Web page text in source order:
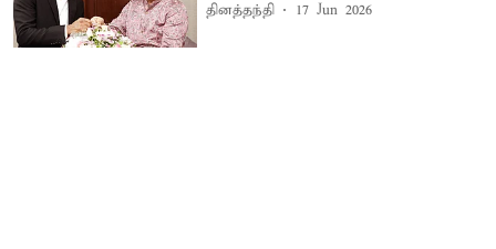
தினத்தந்தி 17 Jun 2026